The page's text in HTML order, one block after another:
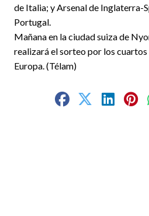
de Italia; y Arsenal de Inglaterra-
Portugal.
Mañana en la ciudad suiza de
realizará el sorteo por los cuartos
Europa. (Télam)